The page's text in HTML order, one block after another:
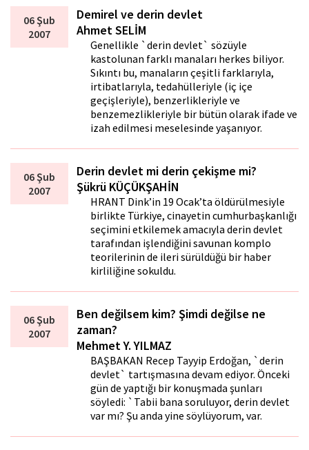
06 Şub
2007
Demirel ve derin devlet
Ahmet SELİM
Genellikle `derin devlet` sözüyle
kastolunan farklı manaları herkes biliyor.
Sıkıntı bu, manaların çeşitli farklarıyla,
irtibatlarıyla, tedahülleriyle (iç içe
geçişleriyle), benzerlikleriyle ve
benzemezlikleriyle bir bütün olarak ifade ve
izah edilmesi meselesinde yaşanıyor.
06 Şub
2007
Derin devlet mi derin çekişme mi?
Şükrü KÜÇÜKŞAHİN
HRANT Dink’in 19 Ocak’ta öldürülmesiyle
birlikte Türkiye, cinayetin cumhurbaşkanlığı
seçimini etkilemek amacıyla derin devlet
tarafından işlendiğini savunan komplo
teorilerinin de ileri sürüldüğü bir haber
kirliliğine sokuldu.
06 Şub
2007
Ben değilsem kim? Şimdi değilse ne
zaman?
Mehmet Y. YILMAZ
BAŞBAKAN Recep Tayyip Erdoğan, `derin
devlet` tartışmasına devam ediyor. Önceki
gün de yaptığı bir konuşmada şunları
söyledi: `Tabii bana soruluyor, derin devlet
var mı? Şu anda yine söylüyorum, var.